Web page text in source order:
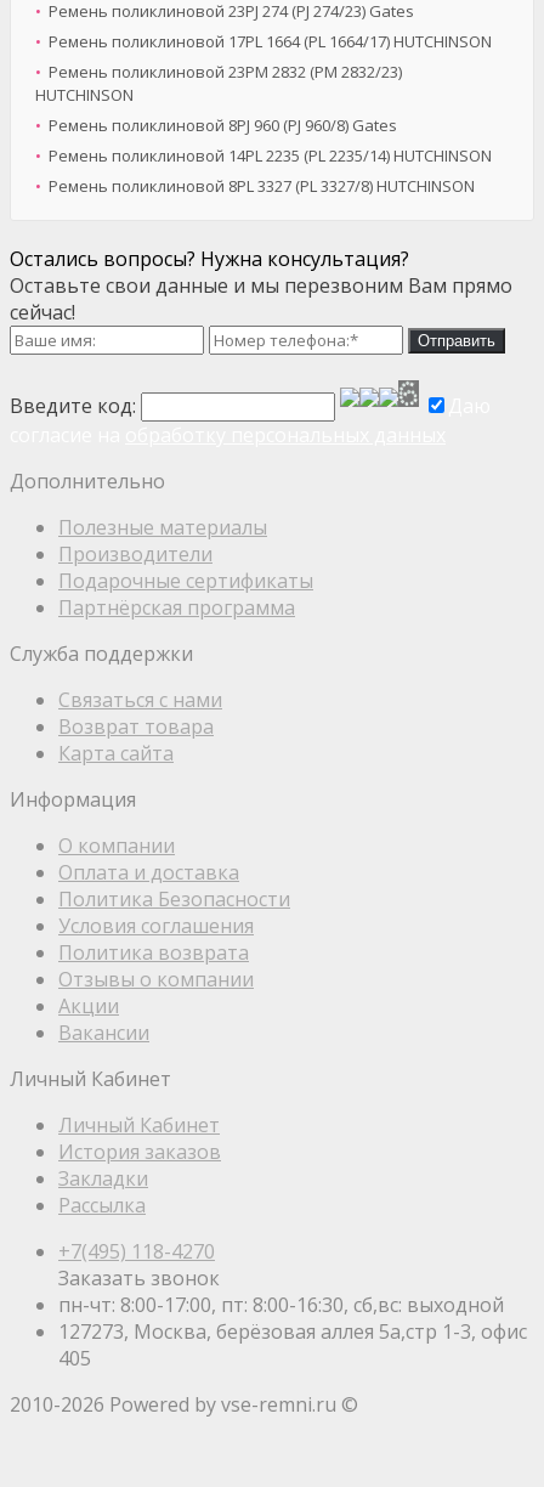
Ремень поликлиновой 23PJ 274 (PJ 274/23) Gates
Ремень поликлиновой 17PL 1664 (PL 1664/17) HUTCHINSON
Ремень поликлиновой 23PM 2832 (PM 2832/23)
HUTCHINSON
Ремень поликлиновой 8PJ 960 (PJ 960/8) Gates
Ремень поликлиновой 14PL 2235 (PL 2235/14) HUTCHINSON
Ремень поликлиновой 8PL 3327 (PL 3327/8) HUTCHINSON
Остались вопросы? Нужна консультация?
Оставьте свои данные и мы перезвоним Вам прямо
сейчас!
Отправить
Введите код:
Дополнительно
Полезные материалы
Производители
Подарочные сертификаты
Партнёрская программа
Служба поддержки
Связаться с нами
Возврат товара
Карта сайта
Информация
О компании
Оплата и доставка
Политика Безопасности
Условия соглашения
Политика возврата
Отзывы о компании
Акции
Вакансии
Личный Кабинет
Личный Кабинет
История заказов
Закладки
Рассылка
+7(495) 118-4270
Заказать звонок
пн-чт: 8:00-17:00, пт: 8:00-16:30, сб,вс: выходной
127273, Москва, берёзовая аллея 5а,стр 1-3, офис
405
2010-2026 Powered by vse-remni.ru ©